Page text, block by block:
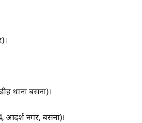
थाना बसना)।
आदर्श नगर, बसना)।